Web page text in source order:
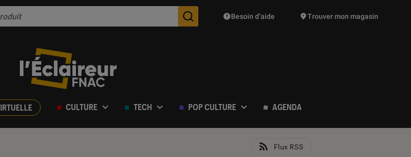
Des suggestions de produits vont vous être proposées
Besoin d’aide Trouver mon magasin
CULTURE TECH POP CULTURE AGENDA
Flux RSS